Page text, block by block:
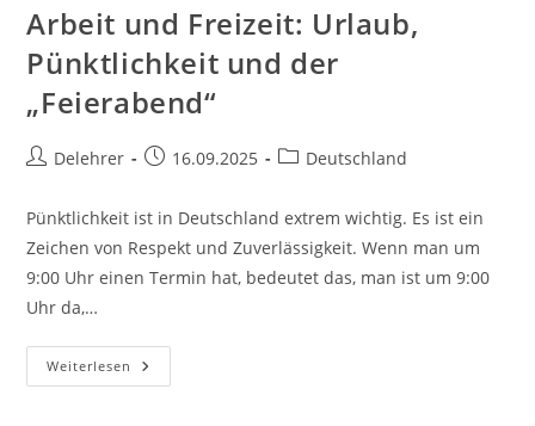
Arbeit und Freizeit: Urlaub,
Pünktlichkeit und der
„Feierabend“
Beitrags-
Delehrer
Beitrag16.09.2025
Beitrags-
Deutschland
Pünktlichkeit ist in Deutschland extrem wichtig. Es ist ein
Zeichen von Respekt und Zuverlässigkeit. Wenn man um
9:00 Uhr einen Termin hat, bedeutet das, man ist um 9:00
Uhr da,…
Weiterlesen Deutsche
Landeskunde